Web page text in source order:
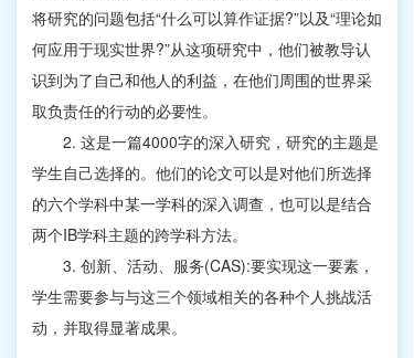
将研究的问题包括“什么可以算作证据?”以及“理论如
何应用于现实世界?”从这项研究中，他们被教导认
识到为了自己和他人的利益，在他们周围的世界采
取负责任的行动的必要性。
2. 这是一篇4000字的深入研究，研究的主题是
学生自己选择的。他们的论文可以是对他们所选择
的六个学科中某一学科的深入调查，也可以是结合
两个IB学科主题的跨学科方法。
3. 创新、活动、服务(CAS):要实现这一要素，
学生需要参与与这三个领域相关的各种个人挑战活
动，并取得显著成果。